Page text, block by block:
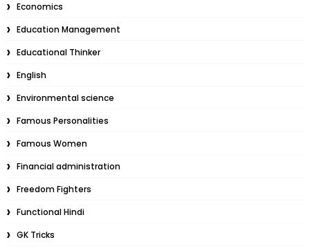
Economics
Education Management
Educational Thinker
English
Environmental science
Famous Personalities
Famous Women
Financial administration
Freedom Fighters
Functional Hindi
GK Tricks